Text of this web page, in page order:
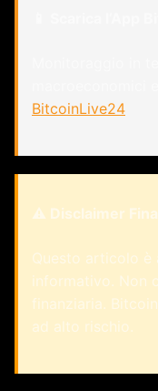
BitcoinLive24
⚠️ Disclaimer
Questo articolo è
informativo. Non
finanziaria.
ad alto rischio.